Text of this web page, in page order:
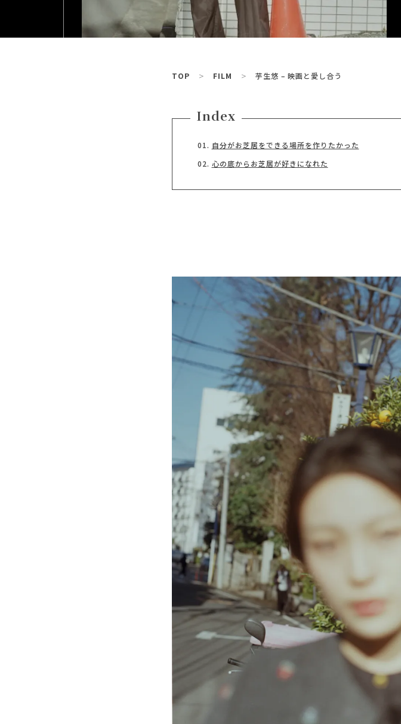
TOP FILM 芋生悠 – 映画と愛し合う
Index
自分がお芝居をできる場所を作りたかった
心の底からお芝居が好きになれた